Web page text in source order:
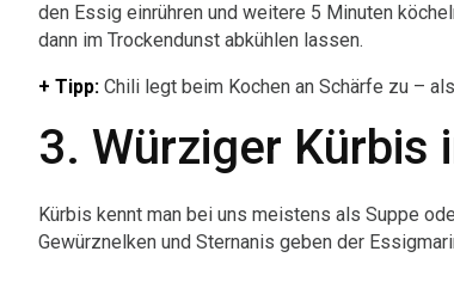
den Essig einrühren und weitere 5 Minuten
dann im Trockendunst abkühlen lassen.
+ Tipp: Chili legt beim Kochen an Schärfe zu –
3. Würziger Kürbis
Kürbis kennt man bei uns meistens als Suppe
Gewürznelken und Sternanis geben der